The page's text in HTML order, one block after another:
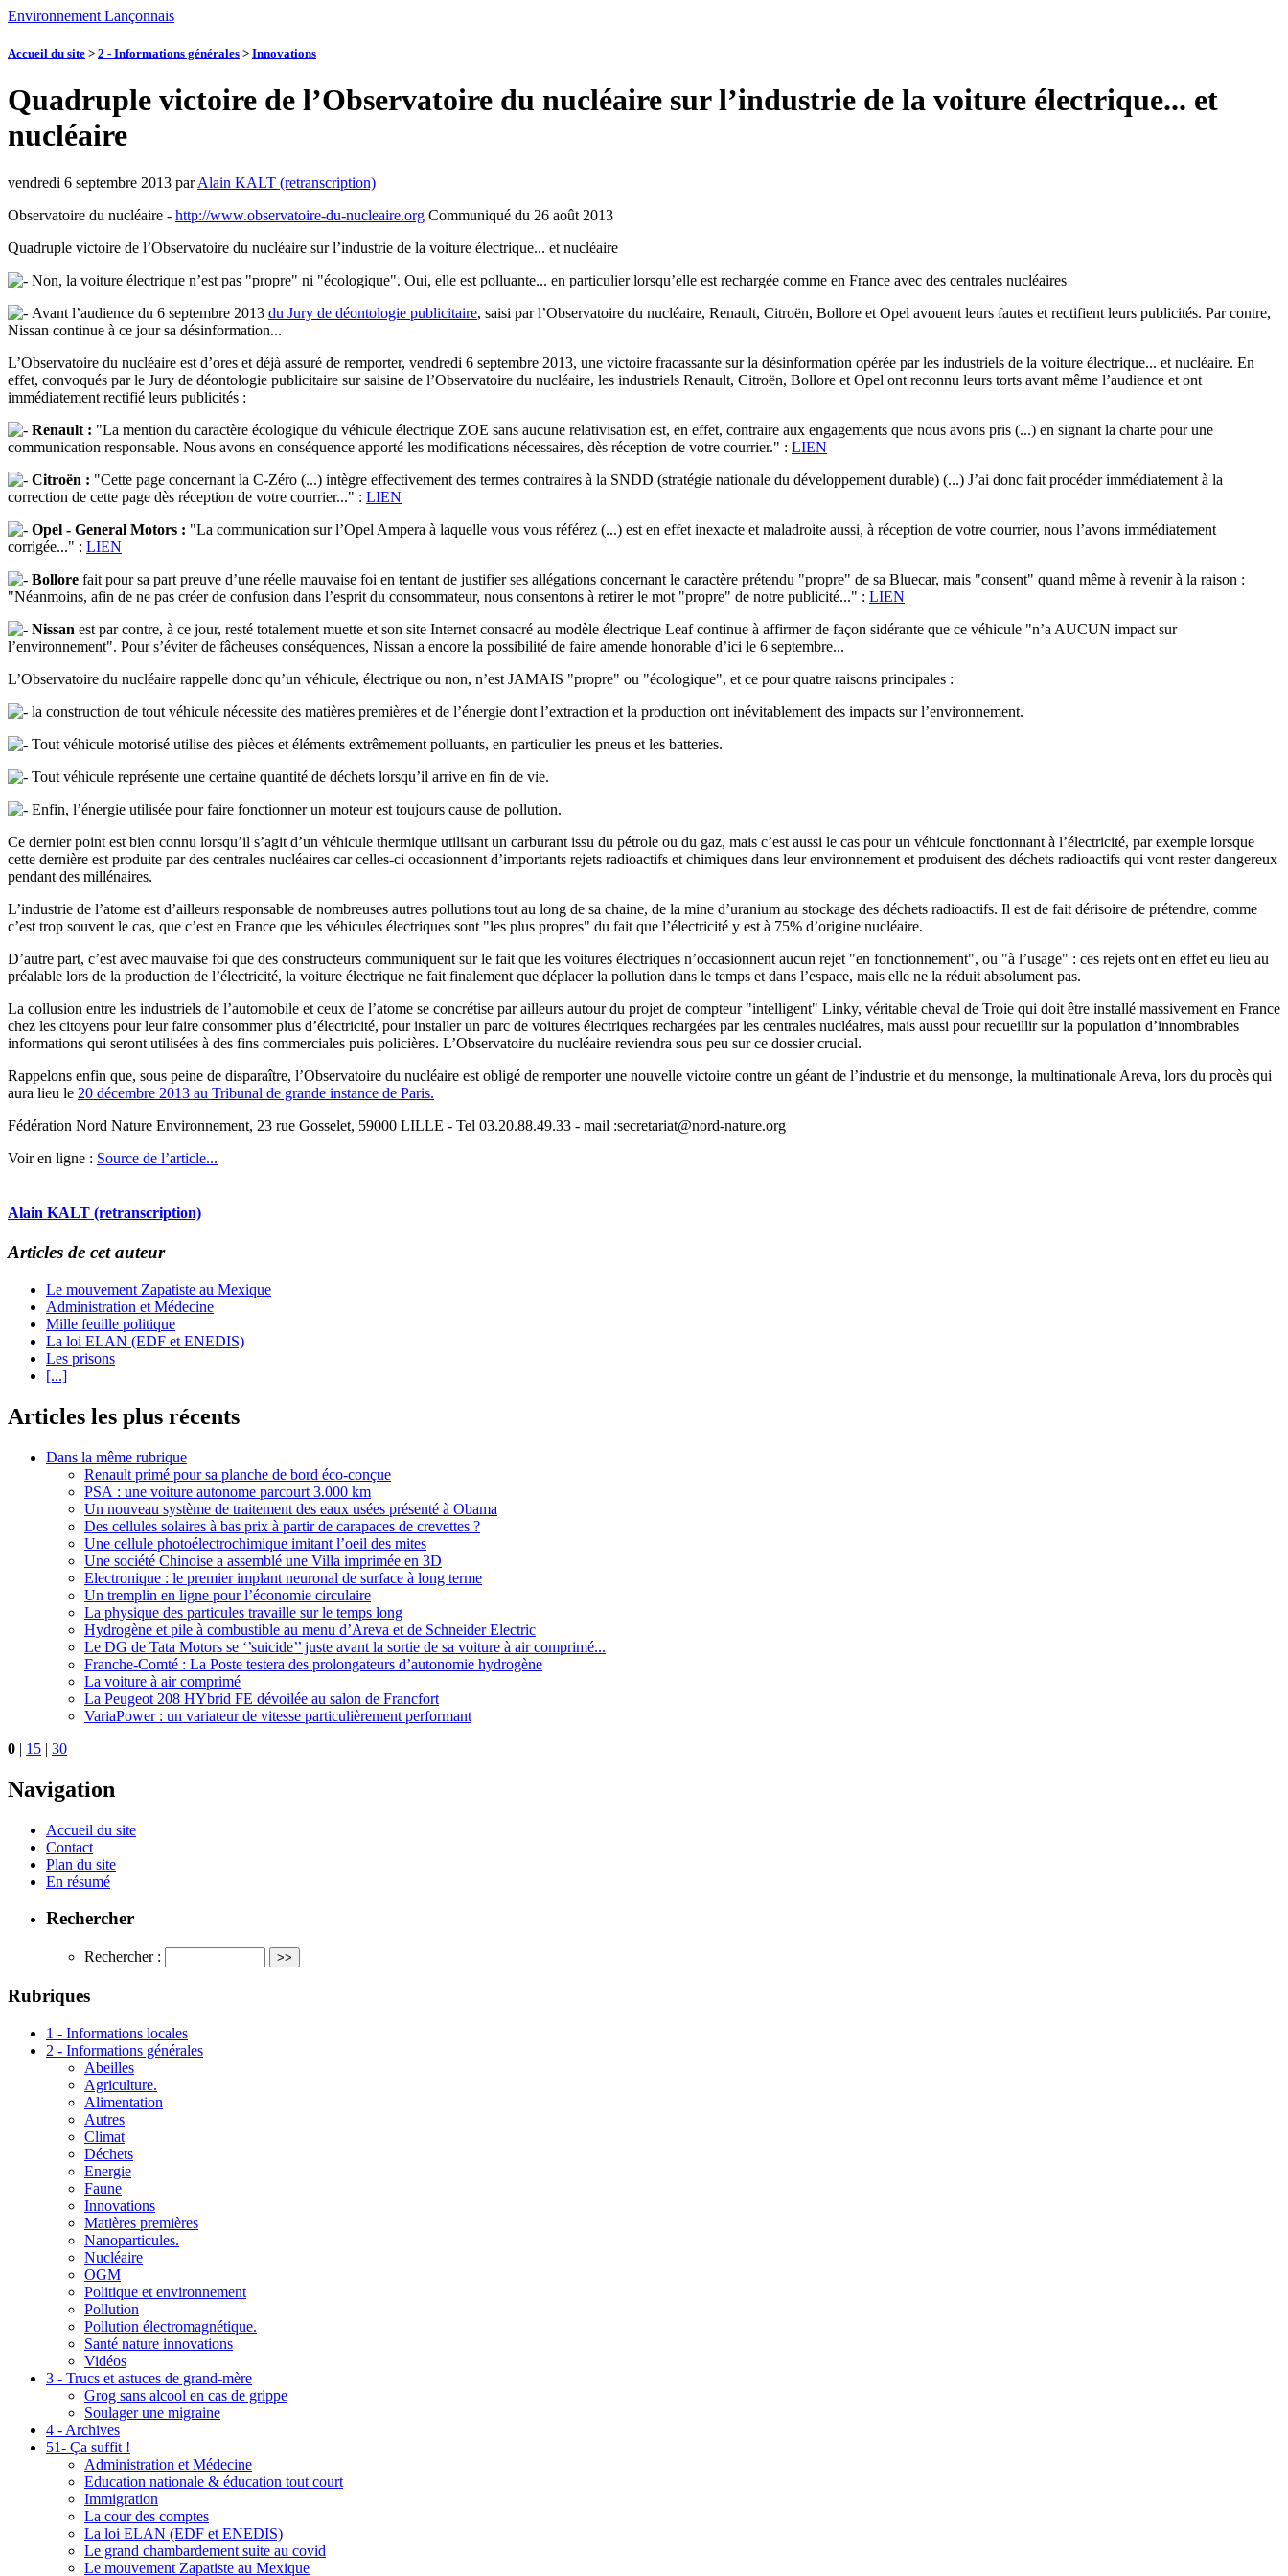
Environnement Lançonnais
Accueil du site > 2 - Informations générales > Innovations
Quadruple victoire de l’Observatoire du nucléaire sur l’industrie de la voiture électrique... et
nucléaire
vendredi 6 septembre 2013 parAlain KALT (retranscription)
Observatoire du nucléaire - http://www.observatoire-du-nucleaire.org Communiqué du 26 août 2013
Quadruple victoire de l’Observatoire du nucléaire sur l’industrie de la voiture électrique... et nucléaire
Non, la voiture électrique n’est pas "propre" ni "écologique". Oui, elle est polluante... en particulier lorsqu’elle est rechargée comme en France avec des centrales nucléaires
Avant l’audience du 6 septembre 2013 du Jury de déontologie publicitaire, saisi par l’Observatoire du nucléaire, Renault, Citroën, Bollore et Opel avouent leurs fautes et rectifient leurs publicités. Par contre,
Nissan continue à ce jour sa désinformation...
L’Observatoire du nucléaire est d’ores et déjà assuré de remporter, vendredi 6 septembre 2013, une victoire fracassante sur la désinformation opérée par les industriels de la voiture électrique... et nucléaire. En
effet, convoqués par le Jury de déontologie publicitaire sur saisine de l’Observatoire du nucléaire, les industriels Renault, Citroën, Bollore et Opel ont reconnu leurs torts avant même l’audience et ont
immédiatement rectifié leurs publicités :
Renault : "La mention du caractère écologique du véhicule électrique ZOE sans aucune relativisation est, en effet, contraire aux engagements que nous avons pris (...) en signant la charte pour une
communication responsable. Nous avons en conséquence apporté les modifications nécessaires, dès réception de votre courrier." : LIEN
Citroën : "Cette page concernant la C-Zéro (...) intègre effectivement des termes contraires à la SNDD (stratégie nationale du développement durable) (...) J’ai donc fait procéder immédiatement à la
correction de cette page dès réception de votre courrier..." : LIEN
Opel - General Motors : "La communication sur l’Opel Ampera à laquelle vous vous référez (...) est en effet inexacte et maladroite aussi, à réception de votre courrier, nous l’avons immédiatement
corrigée..." : LIEN
Bollore fait pour sa part preuve d’une réelle mauvaise foi en tentant de justifier ses allégations concernant le caractère prétendu "propre" de sa Bluecar, mais "consent" quand même à revenir à la raison :
"Néanmoins, afin de ne pas créer de confusion dans l’esprit du consommateur, nous consentons à retirer le mot "propre" de notre publicité..." : LIEN
Nissan est par contre, à ce jour, resté totalement muette et son site Internet consacré au modèle électrique Leaf continue à affirmer de façon sidérante que ce véhicule "n’a AUCUN impact sur
l’environnement". Pour s’éviter de fâcheuses conséquences, Nissan a encore la possibilité de faire amende honorable d’ici le 6 septembre...
L’Observatoire du nucléaire rappelle donc qu’un véhicule, électrique ou non, n’est JAMAIS "propre" ou "écologique", et ce pour quatre raisons principales :
la construction de tout véhicule nécessite des matières premières et de l’énergie dont l’extraction et la production ont inévitablement des impacts sur l’environnement.
Tout véhicule motorisé utilise des pièces et éléments extrêmement polluants, en particulier les pneus et les batteries.
Tout véhicule représente une certaine quantité de déchets lorsqu’il arrive en fin de vie.
Enfin, l’énergie utilisée pour faire fonctionner un moteur est toujours cause de pollution.
Ce dernier point est bien connu lorsqu’il s’agit d’un véhicule thermique utilisant un carburant issu du pétrole ou du gaz, mais c’est aussi le cas pour un véhicule fonctionnant à l’électricité, par exemple lorsque
cette dernière est produite par des centrales nucléaires car celles-ci occasionnent d’importants rejets radioactifs et chimiques dans leur environnement et produisent des déchets radioactifs qui vont rester dangereux
pendant des millénaires.
L’industrie de l’atome est d’ailleurs responsable de nombreuses autres pollutions tout au long de sa chaine, de la mine d’uranium au stockage des déchets radioactifs. Il est de fait dérisoire de prétendre, comme
c’est trop souvent le cas, que c’est en France que les véhicules électriques sont "les plus propres" du fait que l’électricité y est à 75% d’origine nucléaire.
D’autre part, c’est avec mauvaise foi que des constructeurs communiquent sur le fait que les voitures électriques n’occasionnent aucun rejet "en fonctionnement", ou "à l’usage" : ces rejets ont en effet eu lieu au
préalable lors de la production de l’électricité, la voiture électrique ne fait finalement que déplacer la pollution dans le temps et dans l’espace, mais elle ne la réduit absolument pas.
La collusion entre les industriels de l’automobile et ceux de l’atome se concrétise par ailleurs autour du projet de compteur "intelligent" Linky, véritable cheval de Troie qui doit être installé massivement en France
chez les citoyens pour leur faire consommer plus d’électricité, pour installer un parc de voitures électriques rechargées par les centrales nucléaires, mais aussi pour recueillir sur la population d’innombrables
informations qui seront utilisées à des fins commerciales puis policières. L’Observatoire du nucléaire reviendra sous peu sur ce dossier crucial.
Rappelons enfin que, sous peine de disparaître, l’Observatoire du nucléaire est obligé de remporter une nouvelle victoire contre un géant de l’industrie et du mensonge, la multinationale Areva, lors du procès qui
aura lieu le 20 décembre 2013 au Tribunal de grande instance de Paris.
Fédération Nord Nature Environnement, 23 rue Gosselet, 59000 LILLE - Tel 03.20.88.49.33 - mail :secretariat@nord-nature.org
Voir en ligne : Source de l’article...
Alain KALT (retranscription)
Articles de cet auteur
Le mouvement Zapatiste au Mexique
Administration et Médecine
Mille feuille politique
La loi ELAN (EDF et ENEDIS)
Les prisons
[...]
Articles les plus récents
Dans la même rubrique
Renault primé pour sa planche de bord éco-conçue
PSA : une voiture autonome parcourt 3.000 km
Un nouveau système de traitement des eaux usées présenté à Obama
Des cellules solaires à bas prix à partir de carapaces de crevettes ?
Une cellule photoélectrochimique imitant l’oeil des mites
Une société Chinoise a assemblé une Villa imprimée en 3D
Electronique : le premier implant neuronal de surface à long terme
Un tremplin en ligne pour l’économie circulaire
La physique des particules travaille sur le temps long
Hydrogène et pile à combustible au menu d’Areva et de Schneider Electric
Le DG de Tata Motors se ‘’suicide’’ juste avant la sortie de sa voiture à air comprimé...
Franche-Comté : La Poste testera des prolongateurs d’autonomie hydrogène
La voiture à air comprimé
La Peugeot 208 HYbrid FE dévoilée au salon de Francfort
VariaPower : un variateur de vitesse particulièrement performant
0 | 15 | 30
Navigation
Accueil du site
Contact
Plan du site
En résumé
Rechercher
Rechercher :
Rubriques
1 - Informations locales
2 - Informations générales
Abeilles
Agriculture.
Alimentation
Autres
Climat
Déchets
Energie
Faune
Innovations
Matières premières
Nanoparticules.
Nucléaire
OGM
Politique et environnement
Pollution
Pollution électromagnétique.
Santé nature innovations
Vidéos
3 - Trucs et astuces de grand-mère
Grog sans alcool en cas de grippe
Soulager une migraine
4 - Archives
51- Ça suffit !
Administration et Médecine
Education nationale & éducation tout court
Immigration
La cour des comptes
La loi ELAN (EDF et ENEDIS)
Le grand chambardement suite au covid
Le mouvement Zapatiste au Mexique